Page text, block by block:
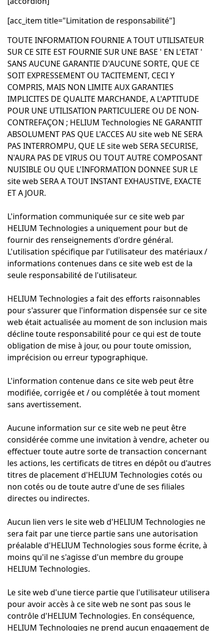
[acc_item title="Limitation de responsabilité"]
TOUTE INFORMATION FOURNIE A TOUT UTILISATEUR
SUR CE SITE EST FOURNIE SUR UNE BASE ' EN L'ETAT '
SANS AUCUNE GARANTIE D'AUCUNE SORTE, QUE CE
SOIT EXPRESSEMENT OU TACITEMENT, CECI Y
COMPRIS, MAIS NON LIMITE AUX GARANTIES
IMPLICITES DE QUALITE MARCHANDE, A L'APTITUDE
POUR UNE UTILISATION PARTICULIERE OU DE NON-
CONTREFAÇON ; HELIUM Technologies NE GARANTIT
ABSOLUMENT PAS QUE L'ACCES AU site web NE SERA
PAS INTERROMPU, QUE LE site web SERA SECURISE,
N'AURA PAS DE VIRUS OU TOUT AUTRE COMPOSANT
NUISIBLE OU QUE L'INFORMATION DONNEE SUR LE
site web SERA A TOUT INSTANT EXHAUSTIVE, EXACTE
ET A JOUR.
L'information communiquée sur ce site web par
HELIUM Technologies a uniquement pour but de
fournir des renseignements d'ordre général.
L'utilisation spécifique par l'utilisateur des matériaux /
informations contenues dans ce site web est de la
seule responsabilité de l'utilisateur.
HELIUM Technologies a fait des efforts raisonnables
pour s'assurer que l'information dispensée sur ce site
web était actualisée au moment de son inclusion mais
décline toute responsabilité pour ce qui est de toute
obligation de mise à jour, ou pour toute omission,
imprécision ou erreur typographique.
L'information contenue dans ce site web peut être
modifiée, corrigée et / ou complétée à tout moment
sans avertissement.
Aucune information sur ce site web ne peut être
considérée comme une invitation à vendre, acheter ou
effectuer toute autre sorte de transaction concernant
les actions, les certificats de titres en dépôt ou d'autres
titres de placement d'HELIUM Technologies cotés ou
non cotés ou de toute autre d'une de ses filiales
directes ou indirectes.
Aucun lien vers le site web d'HELIUM Technologies ne
sera fait par une tierce partie sans une autorisation
préalable d'HELIUM Technologies sous forme écrite, à
moins qu'il ne s'agisse d'un membre du groupe
HELIUM Technologies.
Le site web d'une tierce partie que l'utilisateur utilisera
pour avoir accès à ce site web ne sont pas sous le
contrôle d'HELIUM Technologies. En conséquence,
HELIUM Technologies ne prend aucun engagement de